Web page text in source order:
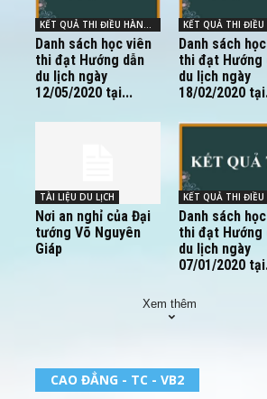
KẾT QUẢ THI ĐIỀU HÀNH - HDV
Danh sách học viên
thi đạt Hướng dẫn
du lịch ngày
12/05/2020 tại...
Danh sách
thi đạt Hướng
du lịch ngày
18/02/2020
TÀI LIỆU DU LỊCH
Nơi an nghỉ của Đại
tướng Võ Nguyên
Giáp
Danh sách
thi đạt Hướng
du lịch ngày
07/01/2020
Xem thêm
CAO ĐẲNG - TC - VB2